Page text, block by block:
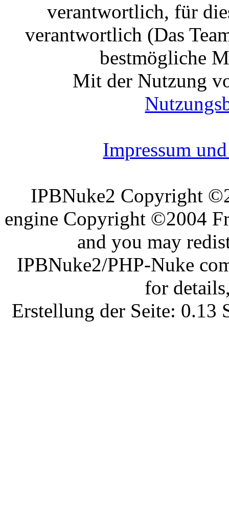
verantwortlich, für
verantwortlich (Das
bestmögliche
Mit der Nutzung
Impressum
IPBNuke2 Copyright
engine Copyright ©2004
and you may
IPBNuke2/PHP-Nuke
for
Erstellung der Seite: 0.13